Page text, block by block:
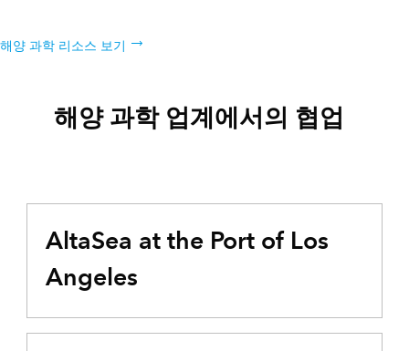
해양 과학 리소스 보기
해양 과학 업계에서의 협업
AltaSea at the Port of Los
Angeles